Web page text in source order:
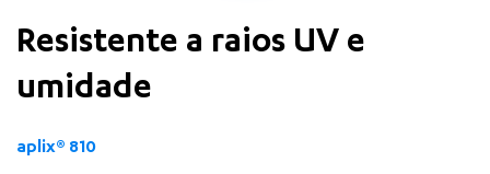
Resistente a raios UV e
umidade
aplix® 810